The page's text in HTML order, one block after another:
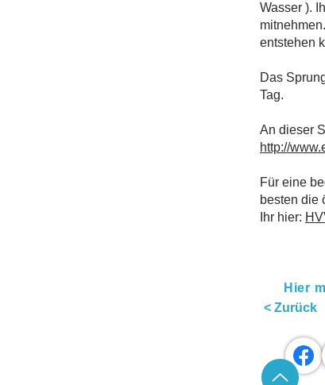
Wasser ).
entstehen
Das
Tag.
An dieser
http://
Für eine
besten die
Ihr hier:
Hier
< Zurück